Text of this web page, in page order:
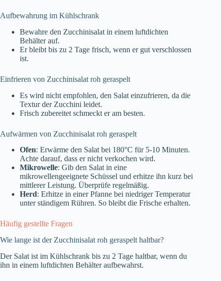
Aufbewahrung im Kühlschrank
Bewahre den Zucchinisalat in einem luftdichten
Behälter auf.
Er bleibt bis zu 2 Tage frisch, wenn er gut verschlossen
ist.
Einfrieren von Zucchinisalat roh geraspelt
Es wird nicht empfohlen, den Salat einzufrieren, da die
Textur der Zucchini leidet.
Frisch zubereitet schmeckt er am besten.
Aufwärmen von Zucchinisalat roh geraspelt
Ofen: Erwärme den Salat bei 180°C für 5-10 Minuten.
Achte darauf, dass er nicht verkochen wird.
Mikrowelle: Gib den Salat in eine
mikrowellengeeignete Schüssel und erhitze ihn kurz bei
mittlerer Leistung. Überprüfe regelmäßig.
Herd: Erhitze in einer Pfanne bei niedriger Temperatur
unter ständigem Rühren. So bleibt die Frische erhalten.
Häufig gestellte Fragen
Wie lange ist der Zucchinisalat roh geraspelt haltbar?
Der Salat ist im Kühlschrank bis zu 2 Tage haltbar, wenn du
ihn in einem luftdichten Behälter aufbewahrst.